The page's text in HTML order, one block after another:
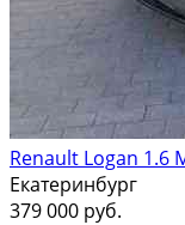
Renault Logan 1.6
Екатеринбург
379 000 руб.